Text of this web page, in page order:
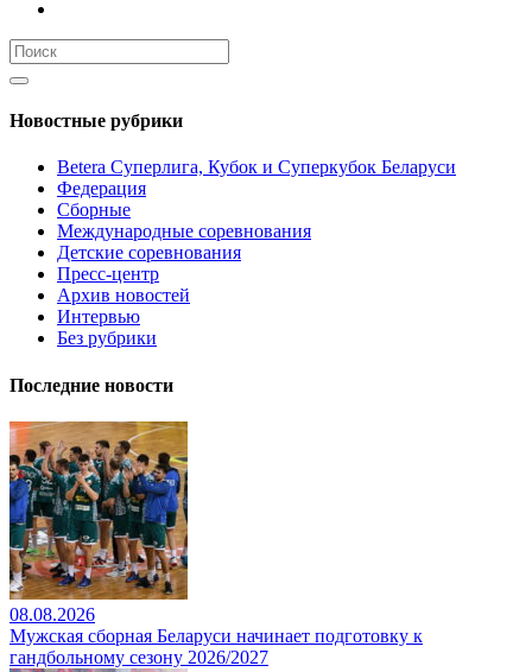
Новостные рубрики
Betera Суперлига, Кубок и Суперкубок Беларуси
Федерация
Сборные
Международные соревнования
Детские соревнования
Пресс-центр
Архив новостей
Интервью
Без рубрики
Последние новости
08.08.2026
Мужская сборная Беларуси начинает подготовку к
гандбольному сезону 2026/2027